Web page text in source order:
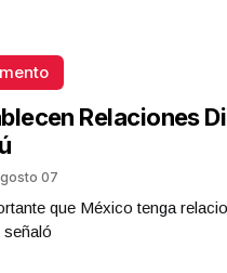
Relaciones
07
que México tenga